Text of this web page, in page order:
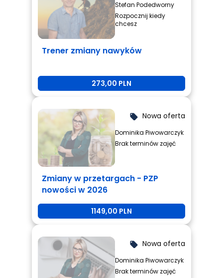
Stefan Podedworny
Rozpocznij kiedy
chcesz
Trener zmiany nawyków
273,00 PLN
local_offer Nowa oferta
Dominika Piwowarczyk
Brak terminów zajęć
Zmiany w przetargach - PZP
nowości w 2026
1149,00 PLN
local_offer Nowa oferta
Dominika Piwowarczyk
Brak terminów zajęć